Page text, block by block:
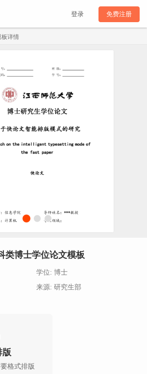
登录 免费注册
板详情
类博士学位论文模板
学位: 博士
来源: 研究生部
版
格式排版